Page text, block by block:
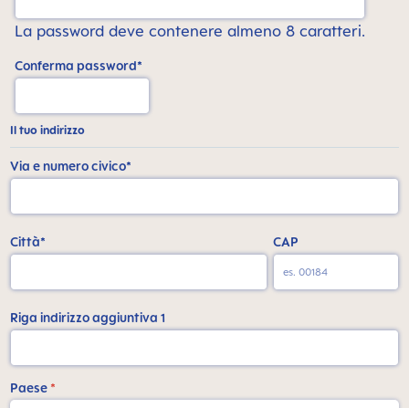
La password deve contenere almeno 8 caratteri.
Conferma password*
Il tuo indirizzo
Via e numero civico*
Città* CAP
Riga indirizzo aggiuntiva 1
Paese *